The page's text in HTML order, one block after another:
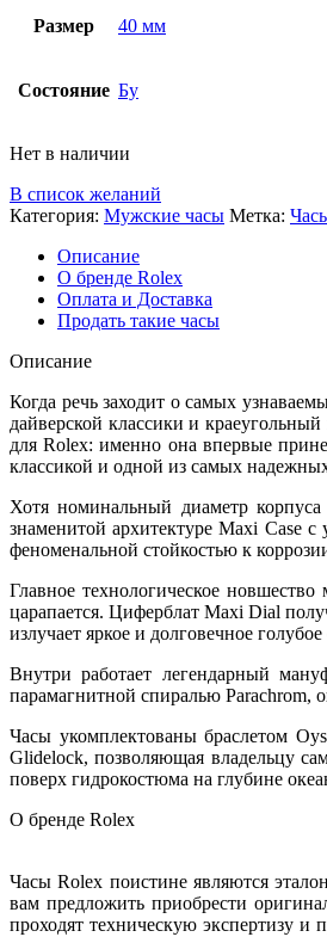
Размер 40 мм
Состояние Бу
Нет в наличии
В список желаний
Категория: Мужские часы Метка:
Описание
О бренде Rolex
Оплата и Доставка
Продать такие часы
Описание
Когда речь заходит о самых
дайверской классики и
для Rolex: именно она впервые
классикой и одной из самых
Хотя номинальный диаметр
знаменитой архитектуре Maxi Case
феноменальной стойкостью к
Главное технологическое
царапается. Циферблат Maxi Dial
излучает яркое и долговечное
Внутри работает легендарный
парамагнитной спиралью Parachrom,
Часы укомплектованы браслетом
Glidelock, позволяющая владельцу
поверх гидрокостюма на глубине
О бренде Rolex
Часы Rolex поистине являются
вам предложить приобрести
проходят техническую экспертизу